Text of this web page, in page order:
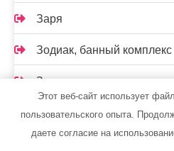
Заря
Зодиак, банный комплекс
Золотая миля, гостиница
Зорина, гостиничный
Этот веб-сайт использует
пользовательского опыта.
даете согласие на